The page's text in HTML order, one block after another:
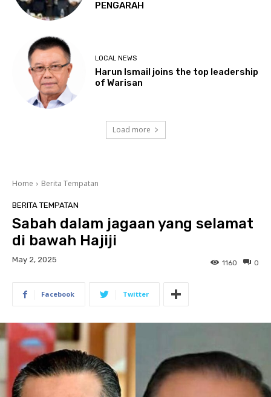
PENGARAH
LOCAL NEWS
Harun Ismail joins the top leadership
of Warisan
Load more